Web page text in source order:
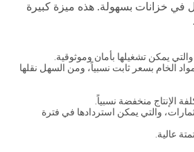
في خزانات بسهولة. هذه ميزة كبيرة
والتي يمكن تشغيلها بأمان وموثوقية.
الخام بسعر ثابت نسبياً، ومن السهل نقلها
الإنتاج منخفضة نسبياً.
والتي يمكن استردادها في فترة
عالية.